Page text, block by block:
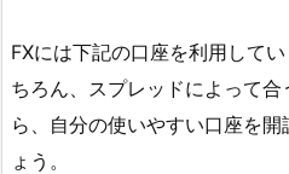
FXには下記の口座を利用して
ちろん、スプレッドによって
ら、自分の使いやすい口座を
ょう。